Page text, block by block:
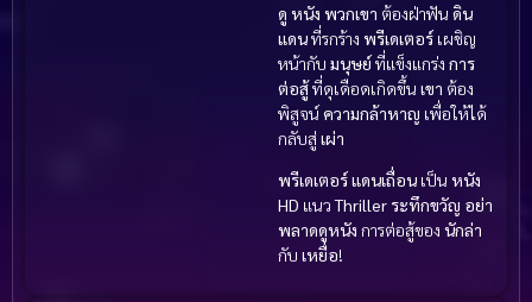
ดู หนัง พวกเขา ต้องฝ่าฟัน ดิน
แดนที่รกร้าง พรีเดเตอร์เผชิญ
หน้ากับ มนุษย์ที่แข็งแกร่ง การ
ต่อสู้ที่ดุเดือดเกิดขึ้น เขา ต้อง
พิสูจน์ความกล้าหาญ เพื่อให้ได้
กลับสู่เผ่า
พรีเดเตอร์ แดนเถื่อน เป็น หนัง
HD แนวThriller ระทึกขวัญ อย่า
พลาดดูหนัง การต่อสู้ของ นักล่า
กับ เหยื่อ!